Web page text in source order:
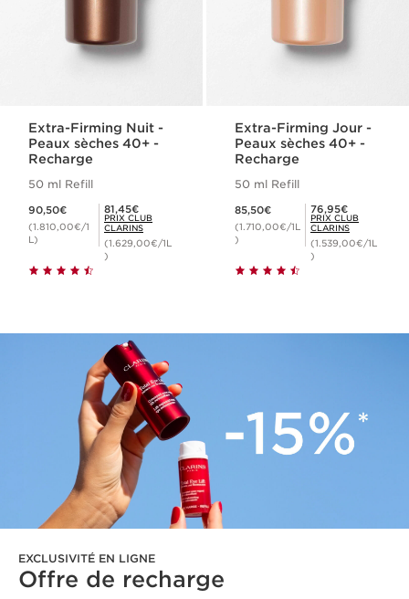
Extra-Firming Nuit -
Peaux sèches 40+ -
Recharge
50 ml Refill
90,50€
(1.810,00€/1
L)
Prix Club Clarins 81,45€
81,45€
PRIX CLUB
CLARINS
(1.629,00€/1L
)
Extra-Firming Jour -
Peaux sèches 40+ -
Recharge
50 ml Refill
85,50€
(1.710,00€/1L
)
Prix Club Clarins 76,95€
76,95€
PRIX CLUB
CLARINS
(1.539,00€/1L
)
EXCLUSIVITÉ EN LIGNE
Offre de recharge